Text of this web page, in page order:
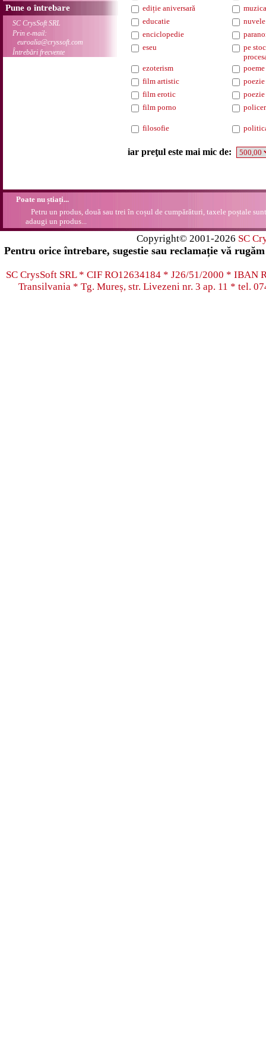
Pune o întrebare
SC CrysSoft SRL
Prin e-mail:
euroalia@cryssoft.com
Întrebări frecvente
ediție aniversară
educatie
nuvele
enciclopedie
eseu
pe
ezoterism
poeme
film artistic
poezie
film erotic
film porno
filosofie
iar preţul este mai mic de:
Poate nu știați...
Petru un produs, două sau trei în coșul de cumpărături, taxele poștale
adaugi un produs...
Copyright© 2001-2026 SC
Pentru orice întrebare, sugestie sau reclamație vă
SC CrysSoft SRL * CIF RO12634184 * J26/51/2000 * IBAN
Transilvania * Tg. Mureș, str. Livezeni nr. 3 ap. 11 * tel.